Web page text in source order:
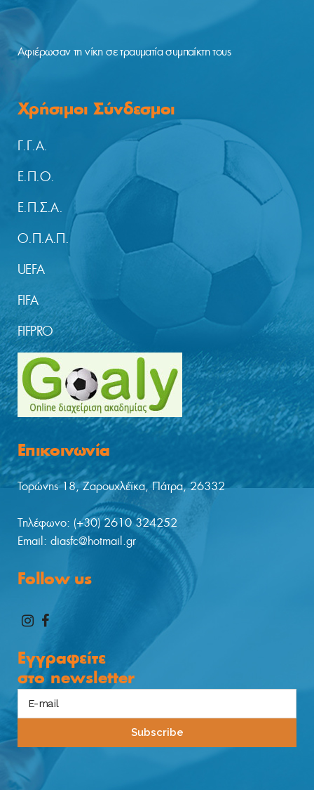
Αφιέρωσαν τη νίκη σε τραυματία συμπαίκτη τους
Χρήσιμοι Σύνδεσμοι
Γ.Γ.Α.
Ε.Π.Ο.
Ε.Π.Σ.Α.
Ο.Π.Α.Π.
UEFA
FIFA
FIFPRO
Επικοινωνία
Τορώνης 18, Ζαρουχλέϊκα, Πάτρα, 26332
Tηλέφωνο: (+30) 2610 324252
Email: diasfc@hotmail.gr
Follow us
Εγγραφείτε
στο newsletter